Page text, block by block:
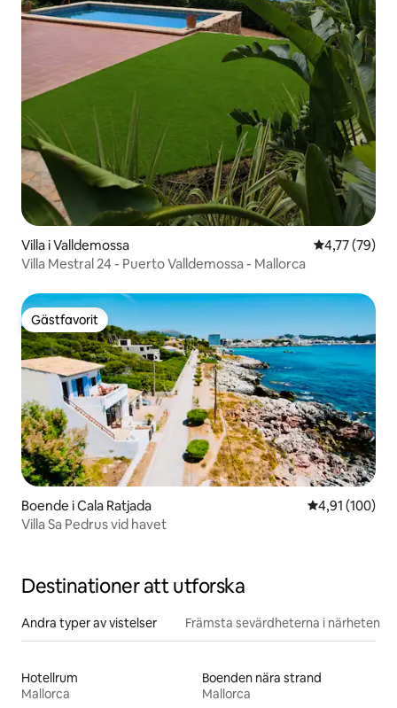
Villa i Valldemossa 4,77 av 5 i
4,77 (79)
Villa Mestral 24 - Puerto Valldemossa - Mallorca
Gästfavorit
Gästfavorit
Boende i Cala Ratjada 4,91 av 5 i
4,91 (100)
Villa Sa Pedrus vid havet
Destinationer att utforska
Andra typer av vistelser Främsta sevärdheterna i närheten
Hotellrum
Mallorca
Boenden nära strand
Mallorca